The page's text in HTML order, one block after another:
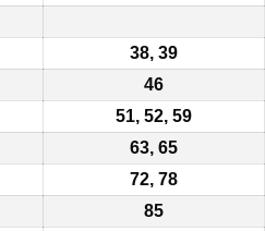
38, 39
46
51, 52, 59
63, 65
72, 78
85